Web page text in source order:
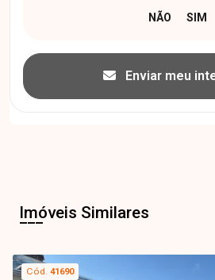
Enviar meu
Imóveis Similares
Cód.41690